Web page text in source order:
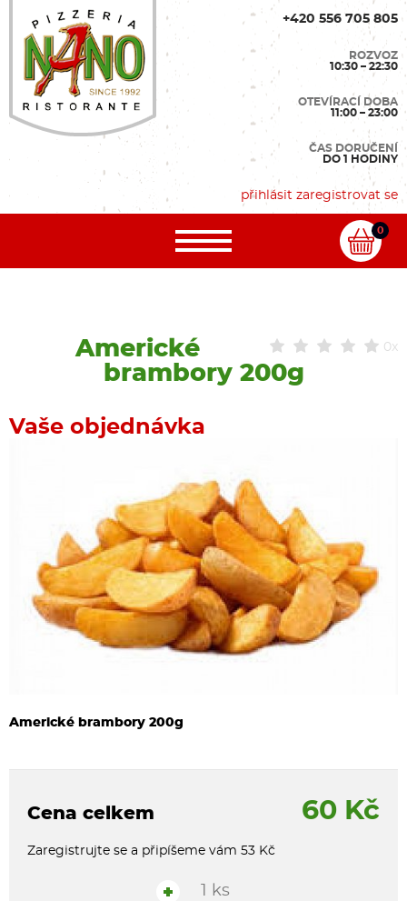
+420 556 705 805
ROZVOZ
10:30 – 22:30
OTEVÍRACÍ DOBA
11:00 – 23:00
ČAS DORUČENÍ
DO 1 HODINY
přihlásit zaregistrovat se
0
0x
Americké
brambory 200g
Vaše objednávka
Americké brambory 200g
Cena celkem 60 Kč
Zaregistrujte se a připíšeme vám 53 Kč
+ 1 ks